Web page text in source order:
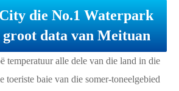
die No.1 Waterpark
groot data van Meituan
temperatuur alle dele van die land in die
toeriste baie van die somer-toneelgebied